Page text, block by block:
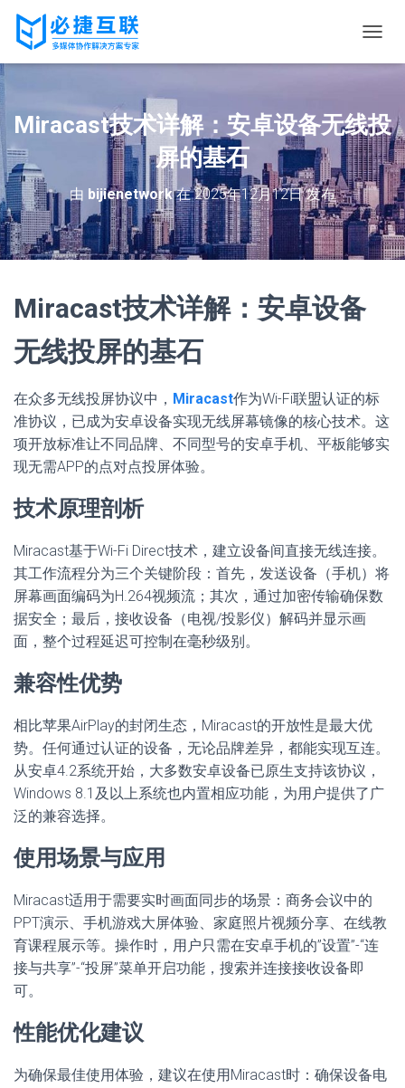
换
Miracast技术详解：安卓设备无线投
屏的基石
由 bijienetwork在2025年12月12日发布
Miracast技术详解：安卓设备
无线投屏的基石
在众多无线投屏协议中， Miracast作为Wi-Fi联盟认证的标
准协议，已成为安卓设备实现无线屏幕镜像的核心技术。这
项开放标准让不同品牌、不同型号的安卓手机、平板能够实
现无需APP的点对点投屏体验。
技术原理剖析
Miracast基于Wi-Fi Direct技术，建立设备间直接无线连接。
其工作流程分为三个关键阶段：首先，发送设备（手机）将
屏幕画面编码为H.264视频流；其次，通过加密传输确保数
据安全；最后，接收设备（电视/投影仪）解码并显示画
面，整个过程延迟可控制在毫秒级别。
兼容性优势
相比苹果AirPlay的封闭生态，Miracast的开放性是最大优
势。任何通过认证的设备，无论品牌差异，都能实现互连。
从安卓4.2系统开始，大多数安卓设备已原生支持该协议，
Windows 8.1及以上系统也内置相应功能，为用户提供了广
泛的兼容选择。
使用场景与应用
Miracast适用于需要实时画面同步的场景：商务会议中的
PPT演示、手机游戏大屏体验、家庭照片视频分享、在线教
育课程展示等。操作时，用户只需在安卓手机的”设置”-“连
接与共享”-“投屏”菜单开启功能，搜索并连接接收设备即
可。
性能优化建议
为确保最佳使用体验，建议在使用Miracast时：确保设备电